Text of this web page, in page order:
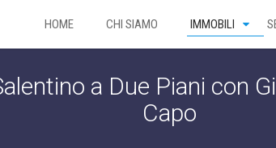
HOME CHI SIAMO IMMOBILI
a Due Piani con
Capo